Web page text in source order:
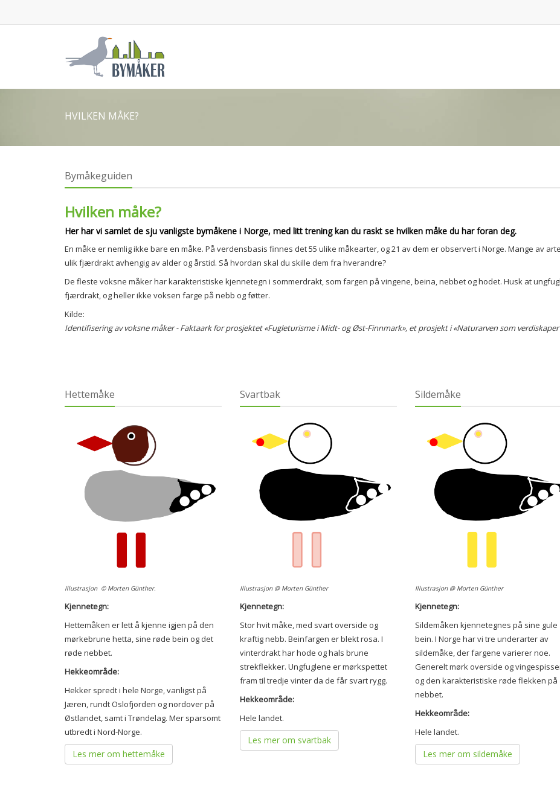
HVILKEN MÅKE?
Bymåkeguiden
Hvilken måke?
Her har vi samlet de sju vanligste bymåkene i Norge, med litt trening kan du raskt se hvilken måke du har foran deg.
En måke er nemlig ikke bare en måke. På verdensbasis finnes det 55 ulike måkearter, og 21 av dem er observert i Norge. Mange av
ulik fjærdrakt avhengig av alder og årstid. Så hvordan skal du skille dem fra hverandre?
De fleste voksne måker har karakteristiske kjennetegn i sommerdrakt, som fargen på vingene, beina, nebbet og hodet. Husk at
fjærdrakt, og heller ikke voksen farge på nebb og føtter.
Kilde:
Identifisering av voksne måker - Faktaark for prosjektet «Fugleturisme i Midt- og Øst-Finnmark», et prosjekt i «Naturarven som verdiskaper
Hettemåke
Illustrasjon © Morten Günther.
Kjennetegn:
Hettemåken er lett å kjenne igjen på den
mørkebrune hetta, sine røde bein og det
røde nebbet.
Hekkeområde:
Hekker spredt i hele Norge, vanligst på
Jæren, rundt Oslofjorden og nordover på
Østlandet, samt i Trøndelag. Mer sparsomt
utbredt i Nord-Norge.
Les mer om hettemåke
Svartbak
Illustrasjon @ Morten Günther
Kjennetegn:
Stor hvit måke, med svart overside og
kraftig nebb. Beinfargen er blekt rosa. I
vinterdrakt har hode og hals brune
strekflekker. Ungfuglene er mørkspettet
fram til tredje vinter da de får svart rygg.
Hekkeområde:
Hele landet.
Les mer om svartbak
Sildemåke
Illustrasjon @ Morten Günther
Kjennetegn:
Sildemåken kjennetegnes på sine gule
bein. I Norge har vi tre underarter av
sildemåke, der fargene varierer noe.
Generelt mørk overside og
og den karakteristiske røde flekken på
nebbet.
Hekkeområde:
Hele landet.
Les mer om sildemåke